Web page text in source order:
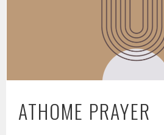
ATHOME PRAYER